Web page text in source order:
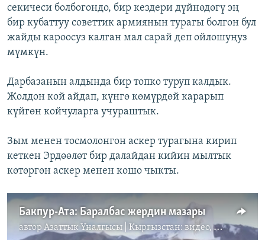
секичеси болбогондо, бир кездери дүйнөдөгү эң
бир кубаттуу советтик армиянын турагы болгон бул
жайды кароосуз калган мал сарай деп ойлошуңуз
мүмкүн.
Дарбазанын алдында бир топко туруп калдык.
Жолдон кой айдап, күнгө көмүрдөй карарып
күйгөн койчуларга учураштык.
Зым менен тосмолонгон аскер турагына кирип
кеткен Эрдөөлөт бир далайдан кийин мылтык
көтөргөн аскер менен кошо чыкты.
Бакпур-Ата: Баралбас жердин мазары
автор Азаттык Үналгысы | Кыргызстан: видео, фото, кабарлар